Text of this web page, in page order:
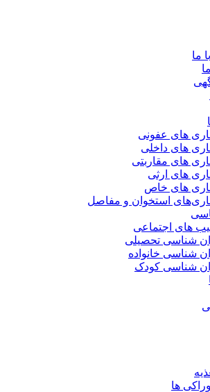
ما
های عفونی
های داخلی
های مقاربتی
های ارثی
های خاص
استخوان و مفاصل
های اجتماعی
شناسی تحصیلی
شناسی خانواده
شناسی کودک
ها